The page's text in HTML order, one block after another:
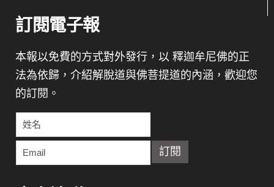
訂閱電子報
本報以免費的方式對外發行，以 釋迦牟尼佛的正
法為依歸，介紹解脫道與佛菩提道的內涵，歡迎您
的訂閱。